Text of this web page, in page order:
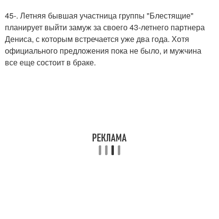
45-. Летняя бывшая участница группы "Блестящие"
планирует выйти замуж за своего 43-летнего партнера
Дениса, с которым встречается уже два года. Хотя
официального предложения пока не было, и мужчина
все еще состоит в браке.